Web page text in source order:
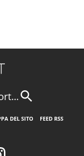
DEL SITO
FEED RSS